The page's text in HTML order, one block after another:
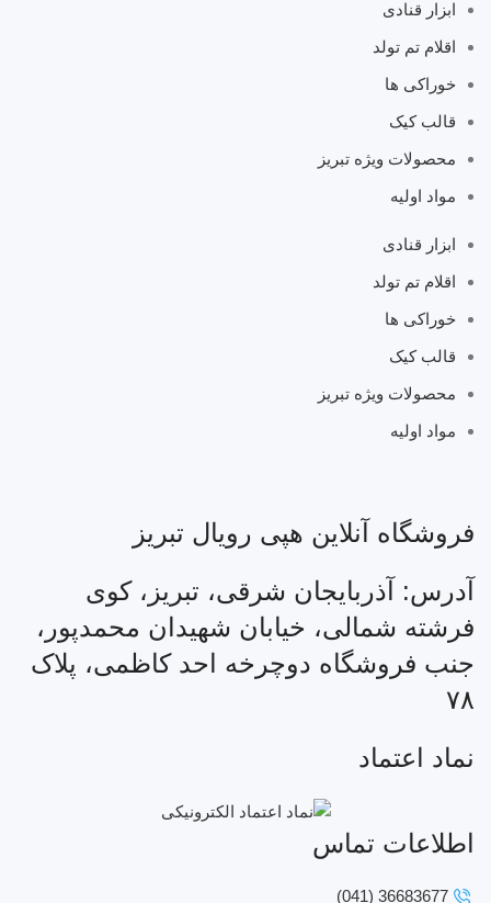
ابزار قنادی
اقلام تم تولد
خوراکی ها
قالب کیک
محصولات ویژه تبریز
مواد اولیه
ابزار قنادی
اقلام تم تولد
خوراکی ها
قالب کیک
محصولات ویژه تبریز
مواد اولیه
فروشگاه آنلاین هپی رویال تبریز
آدرس: آذربایجان شرقی، تبریز، کوی
فرشته شمالی، خیابان شهیدان محمدپور،
جنب فروشگاه دوچرخه احد کاظمی، پلاک
۷۸
نماد اعتماد
اطلاعات تماس
36683677 (041)